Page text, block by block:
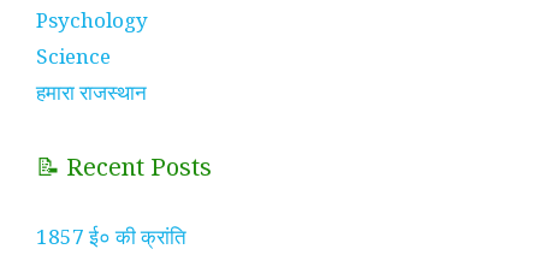
Psychology
Science
हमारा राजस्थान
📝 Recent Posts
1857 ई० की क्रांति